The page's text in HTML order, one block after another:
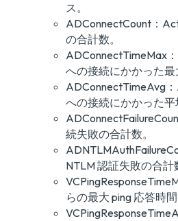
ス。
ADConnectCount：
の合計数。
ADConnectTimeMax
への接続にかかった最
ADConnectTimeAvg
への接続にかかった平
続失敗の合計数。
NTLM 認証失敗の合計
らの最大 ping 応答時